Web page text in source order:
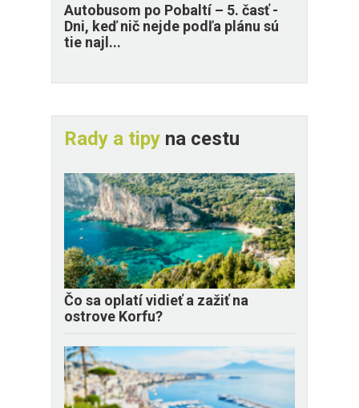
​Autobusom po Pobaltí – 5. časť -
Dni, keď nič nejde podľa plánu sú
tie najl...
Rady a tipy na cestu
Čo sa oplatí vidieť a zažiť na
ostrove Korfu?